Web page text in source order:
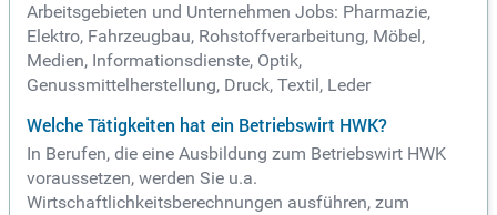
Arbeitsgebieten und Unternehmen Jobs: Pharmazie,
Elektro, Fahrzeugbau, Rohstoffverarbeitung, Möbel,
Medien, Informationsdienste, Optik,
Genussmittelherstellung, Druck, Textil, Leder
Welche Tätigkeiten hat ein Betriebswirt HWK?
In Berufen, die eine Ausbildung zum Betriebswirt HWK
voraussetzen, werden Sie u.a.
Wirtschaftlichkeitsberechnungen ausführen, zum